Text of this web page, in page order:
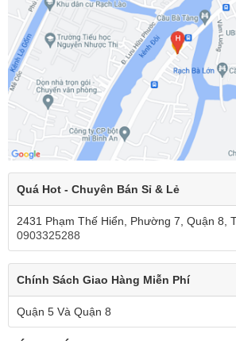
Quá Hot - Chuyên Bán Sỉ & Lẻ
2431 Phạm Thế Hiển, Phường 7, Quận 8,
0903325288
Chính Sách Giao Hàng Miễn Phí
Quận 5 Và Quận 8